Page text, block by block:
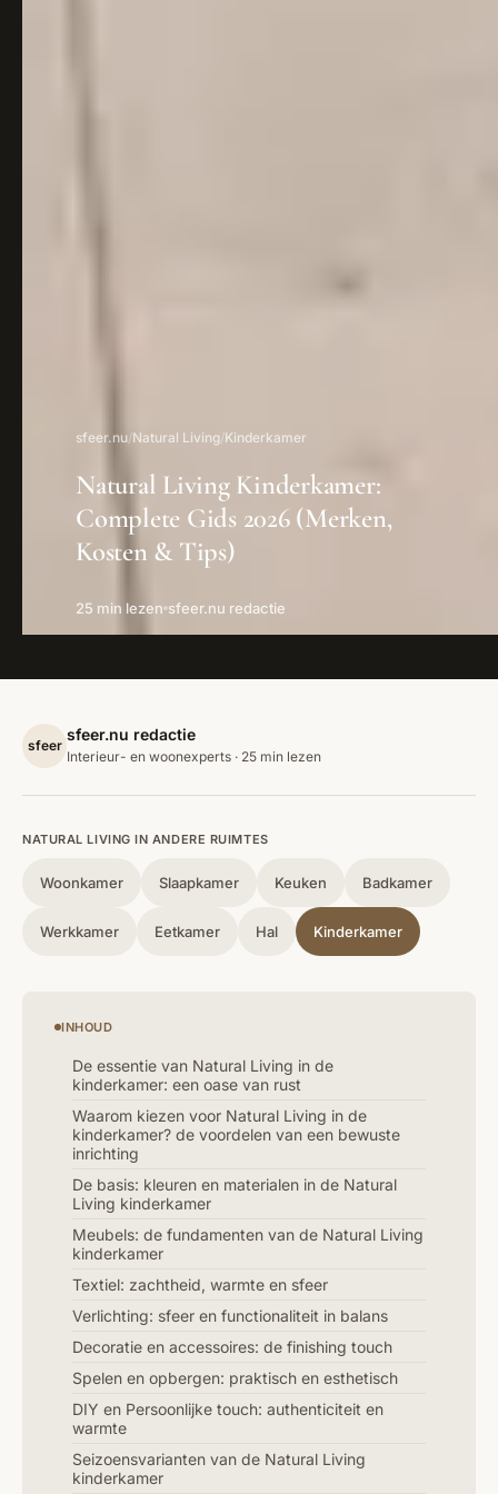
sfeer.nu/Natural Living/Kinderkamer
Natural Living Kinderkamer:
Complete Gids 2026 (Merken,
Kosten & Tips)
25 min lezen sfeer.nu redactie
sfeer
sfeer.nu redactie
Interieur- en woonexperts · 25 min lezen
NATURAL LIVING IN ANDERE RUIMTES
Woonkamer Slaapkamer Keuken Badkamer
Werkkamer Eetkamer Hal Kinderkamer
INHOUD
De essentie van Natural Living in de
kinderkamer: een oase van rust
Waarom kiezen voor Natural Living in de
kinderkamer? de voordelen van een bewuste
inrichting
De basis: kleuren en materialen in de Natural
Living kinderkamer
Meubels: de fundamenten van de Natural Living
kinderkamer
Textiel: zachtheid, warmte en sfeer
Verlichting: sfeer en functionaliteit in balans
Decoratie en accessoires: de finishing touch
Spelen en opbergen: praktisch en esthetisch
DIY en Persoonlijke touch: authenticiteit en
warmte
Seizoensvarianten van de Natural Living
kinderkamer